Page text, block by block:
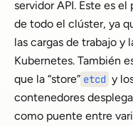
servidor API. Este es
de todo el clúster, ya
las cargas de trabajo y
Kubernetes. También
que la “store” etcd y
contenedores
como puente entre